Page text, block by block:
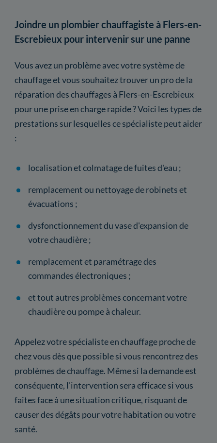
Joindre un plombier chauffagiste à Flers-en-
Escrebieux pour intervenir sur une panne
Vous avez un problème avec votre système de
chauffage et vous souhaitez trouver un pro de la
réparation des chauffages à Flers-en-Escrebieux
pour une prise en charge rapide ? Voici les types de
prestations sur lesquelles ce spécialiste peut aider
:
localisation et colmatage de fuites d'eau ;
remplacement ou nettoyage de robinets et
évacuations ;
dysfonctionnement du vase d'expansion de
votre chaudière ;
remplacement et paramétrage des
commandes électroniques ;
et tout autres problèmes concernant votre
chaudière ou pompe à chaleur.
Appelez votre spécialiste en chauffage proche de
chez vous dès que possible si vous rencontrez des
problèmes de chauffage. Même si la demande est
conséquente, l'intervention sera efficace si vous
faites face à une situation critique, risquant de
causer des dégâts pour votre habitation ou votre
santé.